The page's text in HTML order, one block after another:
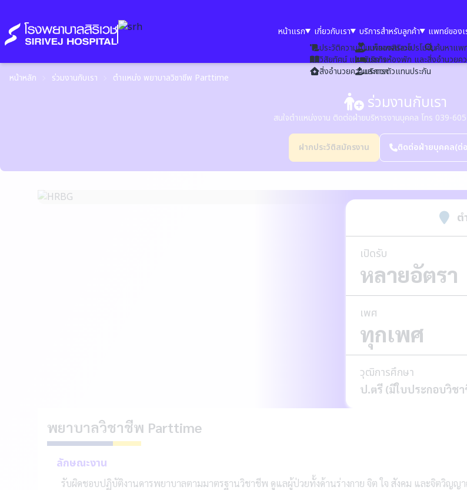
หน้าแรก
เกี่ยวกับเรา
ประวัติความเป็นมาของสิริเวช
วิสัยทัศน์ และพันธกิจ
สิ่งอำนวยความสะดวก
บริการสำหรับลูกค้า
แพ็คเกจและโปรโมชั่น
บริการห้องพัก และสิ่งอำนวยค
บริการตัวแทนประกัน
แพทย์ของเ
ค้นหาแพ
หน้าหลัก ร่วมงานกับเรา ตำแหน่ง พยาบาลวิชาชีพ Parttime
ร่วมงานกับเรา
สนใจตำแหน่งงาน ติดต่อฝ่ายบริหารงานบุคคล โทร 039-
ฝากประวัติสมัครงาน ติดต่อฝ่ายบุคคล(ต่
ต
เปิดรับ
หลายอัตรา
เพศ
ทุกเพศ
วุฒิการศึกษา
ป.ตรี (มีใบประกอบวิช
พยาบาลวิชาชีพ Parttime
ลักษณะงาน
รับผิดชอบปฏิบัติงานดารพยาบาลตามมาตรฐานวิชาชีพ ดูแลผู้ป่วยทั้งด้านร่างกาย จิต ใจ สังคม และจิตวิญญ